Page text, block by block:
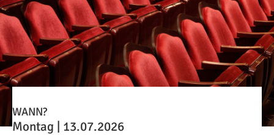
WANN?
Montag | 13.07.2026